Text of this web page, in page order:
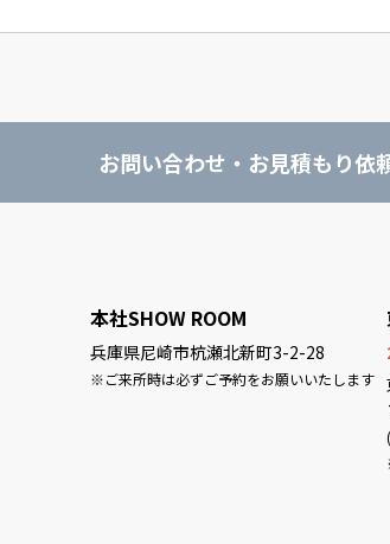
お問い合わせ・お見積もり依
本社SHOW ROOM
兵庫県尼崎市杭瀬北新町3-2-28
※ご来所時は必ずご予約をお願いいたします